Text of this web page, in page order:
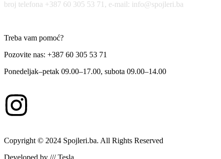
broj telefona +387 60 305 53 71, e-mail: info@spojleri.ba
Treba vam pomoć?
Pozovite nas: +387 60 305 53 71
Ponedeljak–petak 09.00–17.00, subota 09.00–14.00
Copyright © 2024 Spojleri.ba. All Rights Reserved
Developed by /// Tesla